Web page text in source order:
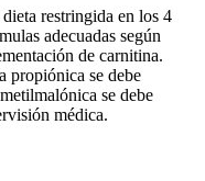
restringida en los 4
adecuadas según
de carnitina.
propiónica se debe
se debe
médica.